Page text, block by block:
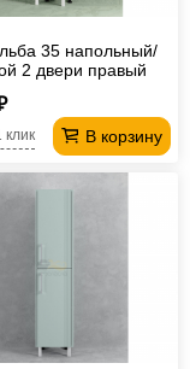
35 напольный/
2 двери правый
В корзину
клик